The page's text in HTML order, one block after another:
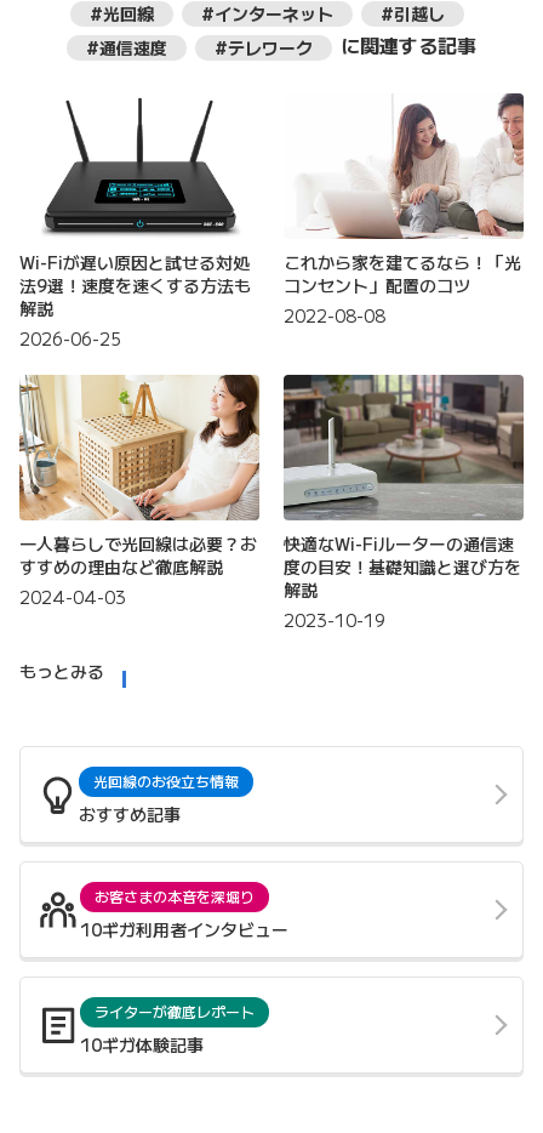
#光回線 #インターネット
#引越し
#通信速度
#テレワーク に関連する記事
Wi-Fiが遅い原因と試せる対処
法9選！速度を速くする方法も
解説
2026-06-25
これから家を建てるなら！「光
コンセント」配置のコツ
2022-08-08
一人暮らしで光回線は必要？お
すすめの理由など徹底解説
2024-04-03
快適なWi-Fiルーターの通信速
度の目安！基礎知識と選び方を
解説
2023-10-19
もっとみる
光回線のお役立ち情報
おすすめ記事
お客さまの本音を深堀り
10ギガ利用者インタビュー
ライターが徹底レポート
10ギガ体験記事